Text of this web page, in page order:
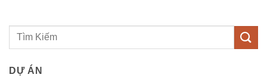
DỰ ÁN